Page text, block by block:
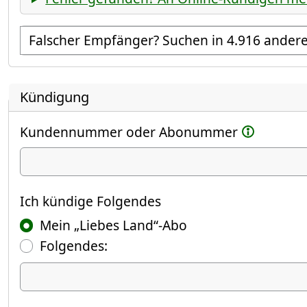
Empfänger suchen
Kündigung
Kundennummer oder Abonummer
Ich kündige
Ich kündige Folgendes
Mein „Liebes Land“-Abo
Folgendes:
Ich kündige Folgendes